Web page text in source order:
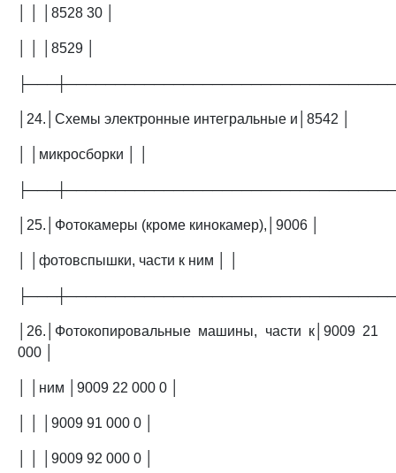
│ │ │8528 30 │
│ │ │8529 │
│24.│Схемы электронные интегральные и│8542 │
│ │микросборки │ │
│25.│Фотокамеры (кроме кинокамер),│9006 │
│ │фотовспышки, части к ним │ │
│26.│Фотокопировальные машины, части к│9009 21
000 │
│ │ним │9009 22 000 0 │
│ │ │9009 91 000 0 │
│ │ │9009 92 000 0 │